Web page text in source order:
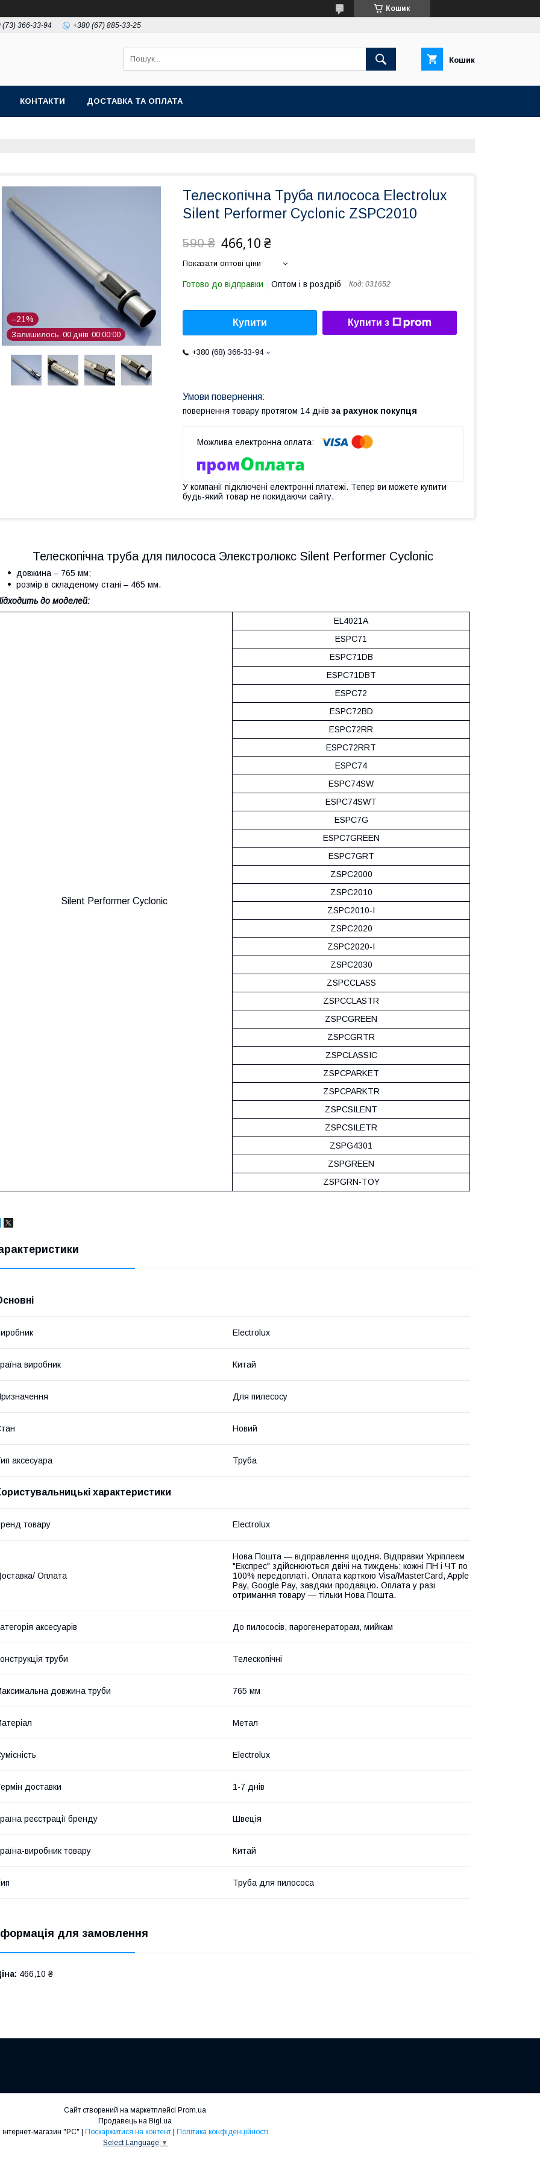
Кошик
(73) 366-33-94 +380 (67) 885-33-25
Кошик
КОНТАКТИ ДОСТАВКА ТА ОПЛАТА
–21%
Залишилось 00 днів 00 00 00
Телескопічна Труба пилососа Electrolux
Silent Performer Cyclonic ZSPC2010
590 ₴ 466,10 ₴
Показати оптові ціни
Готово до відправки Оптом і в роздріб Код: 031652
Купити Купити з
+380 (68) 366-33-94
повернення товару протягом 14 днів за рахунок покупця
У компанії підключені електронні платежі. Тепер ви можете купити
будь-який товар не покидаючи сайту.
Телескопічна труба для пилососа Элекстролюкс Silent Performer Cyclonic
довжина – 765 мм;
розмір в складеному стані – 465 мм.
до моделей:
Silent Performer Cyclonic
EL4021A
ESPC71
ESPC71DB
ESPC71DBT
ESPC72
ESPC72BD
ESPC72RR
ESPC72RRT
ESPC74
ESPC74SW
ESPC74SWT
ESPC7G
ESPC7GREEN
ESPC7GRT
ZSPC2000
ZSPC2010
ZSPC2010-I
ZSPC2020
ZSPC2020-I
ZSPC2030
ZSPCCLASS
ZSPCCLASTR
ZSPCGREEN
ZSPCGRTR
ZSPCLASSIC
ZSPCPARKET
ZSPCPARKTR
ZSPCSILENT
ZSPCSILETR
ZSPG4301
ZSPGREEN
ZSPGRN-TOY
Electrolux
виробник Китай
Для пилесосу
Новий
аксесуара Труба
характеристики
товару Electrolux
Оплата
Нова Пошта — відправлення щодня. Відправки Укріплеєм
"Експрес" здійснюються двічі на тиждень: кожні ПН і ЧТ по
100% передоплаті. Оплата карткою Visa/MasterCard, Apple
Pay, Google Pay, завдяки продавцю. Оплата у разі
отримання товару — тільки Нова Пошта.
аксесуарів До пилососів, парогенераторам, мийкам
труби Телескопічні
довжина труби 765 мм
Метал
Electrolux
доставки 1-7 днів
реєстрації бренду Швеція
виробник товару Китай
Труба для пилососа
для замовлення
466,10 ₴
Сайт створений на маркетплейсі Prom.ua
Продавець на Bigl.ua
інтернет-магазин "РС" | Поскаржитися на контент | Політика конфіденційності
Select Language ▼